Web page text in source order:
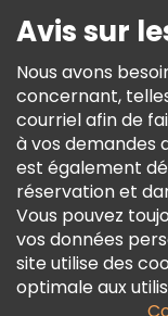
Conditions
Politique En
Freetour Prix
Programme De
Avis sur
Nous avons
concernant,
courriel afin de
à vos demandes
est également
réservation et
Vous pouvez
vos données
site utilise des
optimale aux